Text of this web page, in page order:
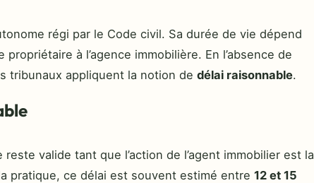
régi par le Code civil. Sa durée de vie dépend
à l’agence immobilière. En l’absence de
tribunaux appliquent la notion de délai raisonnable.
valide tant que l’action de l’agent immobilier est la
pratique, ce délai est souvent estimé entre 12 et 15